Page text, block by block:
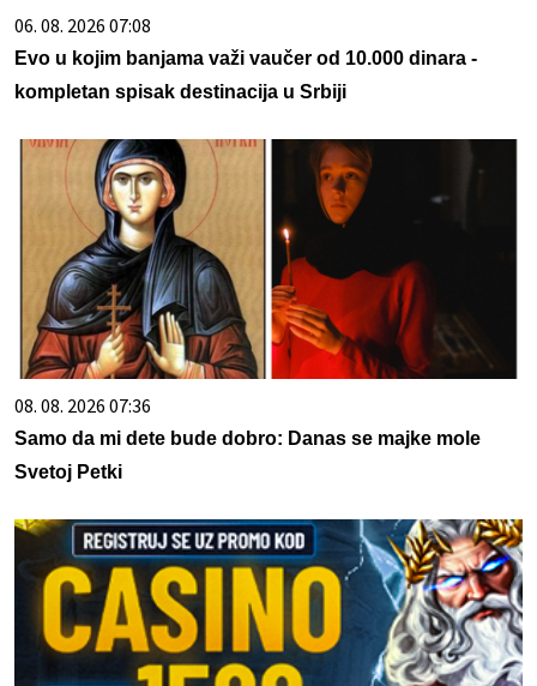
06. 08. 2026 07:08
Evo u kojim banjama važi vaučer od 10.000 dinara -
kompletan spisak destinacija u Srbiji
08. 08. 2026 07:36
Samo da mi dete bude dobro: Danas se majke mole
Svetoj Petki